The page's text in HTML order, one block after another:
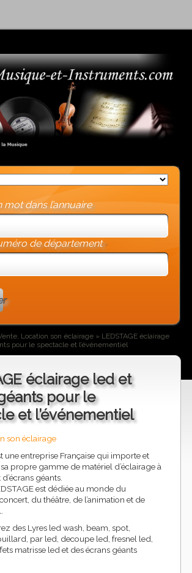
dans l’annuaire
de département -
Location son éclairage » LEDSTAGE éclairage
pour le spectacle et l’événementiel
éclairage led et
pour le
et l’événementiel
son éclairage
une entreprise Française qui importe et
propre gamme de matériel d’éclairage à
d’écrans géants.
est dédiée au monde du
du théâtre, de l’animation et de
des Lyres led wash, beam, spot,
par led, decoupe led, fresnel led,
matrisse led et des écrans géants